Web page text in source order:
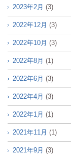
2023年2月 (3)
2022年12月 (3)
2022年10月 (3)
2022年8月 (1)
2022年6月 (3)
2022年4月 (3)
2022年1月 (1)
2021年11月 (1)
2021年9月 (3)